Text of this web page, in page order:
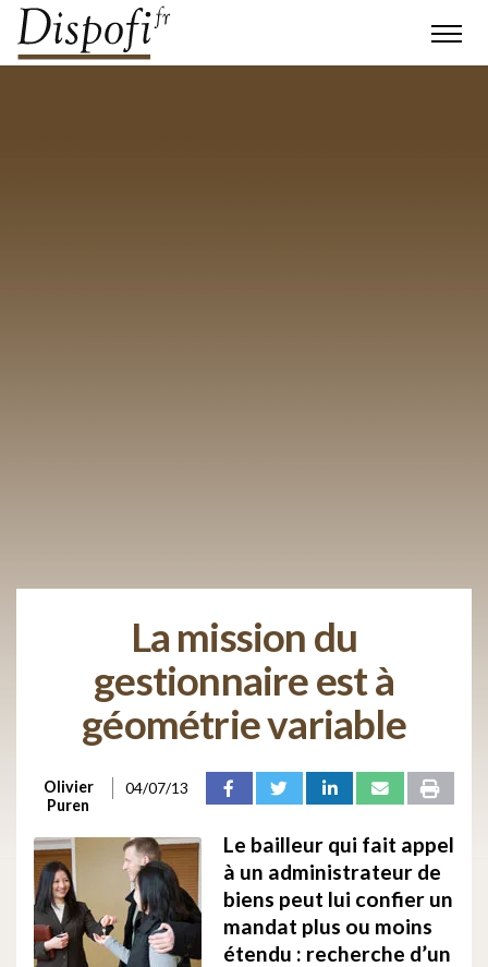
La mission du
gestionnaire est à
géométrie variable
Olivier
Puren
04/07/13
Le bailleur qui fait appel
à un administrateur de
biens peut lui confier un
mandat plus ou moins
étendu : recherche d’un